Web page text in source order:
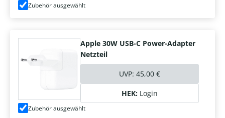
Zubehör ausgewählt
Apple 30W USB-C Power-Adapter
Netzteil
UVP: 45,00 €
HEK: Login
Zubehör ausgewählt